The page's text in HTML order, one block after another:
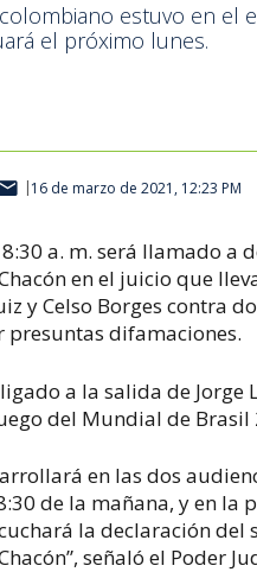
estuvo en el
el próximo lunes.
16 de marzo de 2021, 12:23 PM
a. m. será llamado a
en el juicio que
y Celso Borges contra
presuntas difamaciones.
a la salida de Jorge
del Mundial de Brasil
en las dos
de la mañana, y en la
la declaración del
señaló el Poder